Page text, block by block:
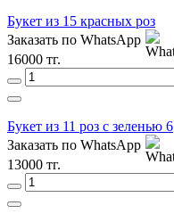
Букет из 15 красных роз
Заказать по WhatsApp
16000 тг.
Букет из 11 роз с зеленью 6
Заказать по WhatsApp
13000 тг.